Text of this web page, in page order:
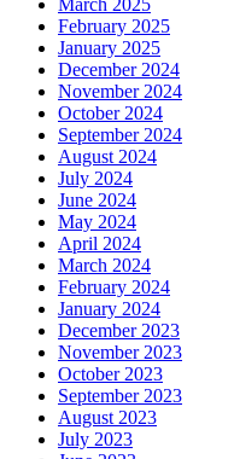
February 2025
January 2025
December 2024
November 2024
October 2024
September 2024
August 2024
July 2024
June 2024
May 2024
April 2024
March 2024
February 2024
January 2024
December 2023
November 2023
October 2023
September 2023
August 2023
July 2023